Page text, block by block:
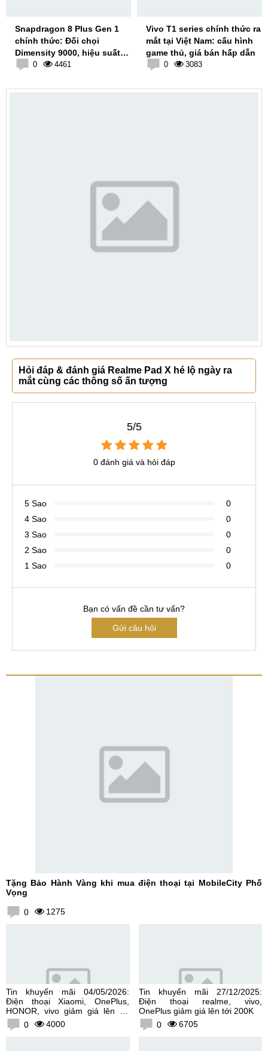
Snapdragon 8 Plus Gen 1
chính thức: Đối chọi
Dimensity 9000, hiệu suất
cải thiện 30%
0 4461
Vivo T1 series chính thức ra
mắt tại Việt Nam: cấu hình
game thủ, giá bán hấp dẫn
0 3083
Hỏi đáp & đánh giá Realme Pad X hé lộ ngày ra
mắt cùng các thông số ấn tượng
5/5
0 đánh giá và hỏi đáp
5 Sao
0
4 Sao
0
3 Sao
0
2 Sao
0
1 Sao
0
Bạn có vấn đề cần tư vấn?
Gửi câu hỏi
Tặng Bảo Hành Vàng khi mua điện thoại tại MobileCity Phố
Vọng
0 1275
Tin khuyến mãi 04/05/2026:
Điện thoại Xiaomi, OnePlus,
HONOR, vivo giảm giá lên tới
300K0 4000
Tin khuyến mãi 27/12/2025:
Điện thoại realme, vivo,
OnePlus giảm giá lên tới 200K
0
6705